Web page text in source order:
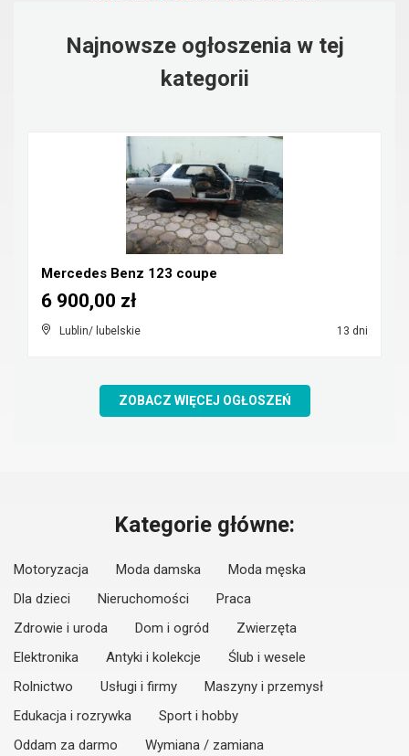
Najnowsze ogłoszenia w tej
kategorii
Mercedes Benz 123 coupe
Lublin/ lubelskie 13 dni
6 900,00 zł
ZOBACZ WIĘCEJ OGŁOSZEŃ
Kategorie główne:
Motoryzacja Moda damska
Moda męska
Dla dzieci
Nieruchomości
Praca
Zdrowie i uroda
Dom i ogród
Zwierzęta
Elektronika
Antyki i kolekcje
Ślub i wesele
Rolnictwo
Usługi i firmy
Maszyny i przemysł
Edukacja i rozrywka
Sport i hobby
Oddam za darmo
Wymiana / zamiana